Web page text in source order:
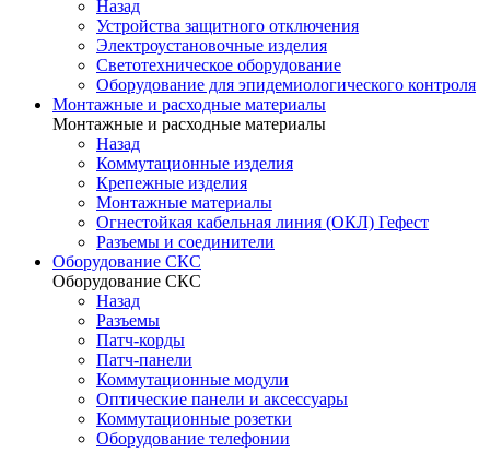
Назад
Устройства защитного отключения
Электроустановочные изделия
Светотехническое оборудование
Оборудование для эпидемиологического контроля
Монтажные и расходные материалы
Монтажные и расходные материалы
Назад
Коммутационные изделия
Крепежные изделия
Монтажные материалы
Огнестойкая кабельная линия (ОКЛ) Гефест
Разъемы и соединители
Оборудование СКС
Оборудование СКС
Назад
Разъемы
Патч-корды
Патч-панели
Коммутационные модули
Оптические панели и аксессуары
Коммутационные розетки
Оборудование телефонии